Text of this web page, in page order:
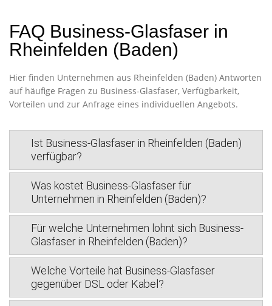
FAQ Business-Glasfaser in
Rheinfelden (Baden)
Hier finden Unternehmen aus Rheinfelden (Baden) Antworten
auf häufige Fragen zu Business-Glasfaser, Verfügbarkeit,
Vorteilen und zur Anfrage eines individuellen Angebots.
Ist Business-Glasfaser in Rheinfelden (Baden)
verfügbar?
Was kostet Business-Glasfaser für
Unternehmen in Rheinfelden (Baden)?
Für welche Unternehmen lohnt sich Business-
Glasfaser in Rheinfelden (Baden)?
Welche Vorteile hat Business-Glasfaser
gegenüber DSL oder Kabel?